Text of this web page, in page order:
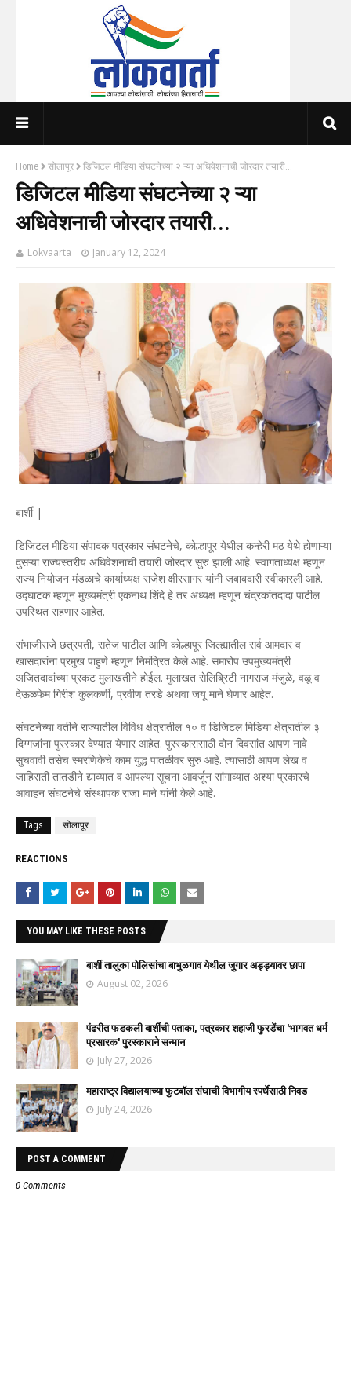
Home सोलापूर डिजिटल मीडिया संघटनेच्या २ ऱ्या अधिवेशनाची जोरदार तयारी...
डिजिटल मीडिया संघटनेच्या २ ऱ्या
अधिवेशनाची जोरदार तयारी...
Lokvaarta January 12, 2024
बार्शी |
डिजिटल मीडिया संपादक पत्रकार संघटनेचे, कोल्हापूर येथील कन्हेरी मठ येथे होणाऱ्या
दुसऱ्या राज्यस्तरीय अधिवेशनाची तयारी जोरदार सुरु झाली आहे. स्वागताध्यक्ष म्हणून
राज्य नियोजन मंडळाचे कार्याध्यक्ष राजेश क्षीरसागर यांनी जबाबदारी स्वीकारली आहे.
उद्घाटक म्हणून मुख्यमंत्री एकनाथ शिंदे हे तर अध्यक्ष म्हणून चंद्रकांतदादा पाटील
उपस्थित राहणार आहेत.
संभाजीराजे छत्रपती, सतेज पाटील आणि कोल्हापूर जिल्ह्यातील सर्व आमदार व
खासदारांना प्रमुख पाहुणे म्हणून निमंत्रित केले आहे. समारोप उपमुख्यमंत्री
अजितदादांच्या प्रकट मुलाखतीने होईल. मुलाखत सेलिब्रिटी नागराज मंजुळे, वळू व
देऊळफेम गिरीश कुलकर्णी, प्रवीण तरडे अथवा जयू माने घेणार आहेत.
संघटनेच्या वतीने राज्यातील विविध क्षेत्रातील १० व डिजिटल मिडिया क्षेत्रातील ३
दिग्गजांना पुरस्कार देण्यात येणार आहेत. पुरस्कारासाठी दोन दिवसांत आपण नावे
सुचवावी तसेच स्मरणिकेचे काम युद्ध पातळीवर सुरु आहे. त्यासाठी आपण लेख व
जाहिराती तातडीने द्याव्यात व आपल्या सूचना आवर्जून सांगाव्यात अश्या प्रकारचे
आवाहन संघटनेचे संस्थापक राजा माने यांनी केले आहे.
Tags सोलापूर
REACTIONS
YOU MAY LIKE THESE POSTS
बार्शी तालुका पोलिसांचा बाभुळगाव येथील जुगार अड्ड्यावर छापा
August 02, 2026
पंढरीत फडकली बार्शीची पताका, पत्रकार शहाजी फुरडेंचा 'भागवत धर्म
प्रसारक' पुरस्काराने सन्मान
July 27, 2026
महाराष्ट्र विद्यालयाच्या फुटबॉल संघाची विभागीय स्पर्धेसाठी निवड
July 24, 2026
POST A COMMENT
0 Comments